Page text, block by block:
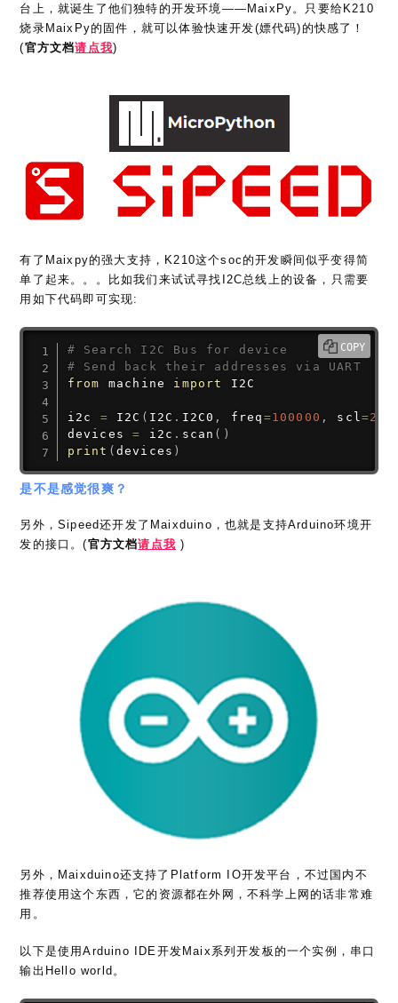
台上，就诞生了他们独特的开发环境——MaixPy。只要给K210
烧录MaixPy的固件，就可以体验快速开发(嫖代码)的快感了！
(官方文档请点我)
有了Maixpy的强大支持，K210这个soc的开发瞬间似乎变得简
单了起来。。。比如我们来试试寻找I2C总线上的设备，只需要
用如下代码即可实现:
# Search I2C Bus for device
# Send back their addresses via UART
from machine import I2C
i2c = I2C ( I2C . I2C0 , freq =100000 , scl=28
devices = i2c . scan ( )
print ( devices )
COPY
是不是感觉很爽？
另外，Sipeed还开发了Maixduino，也就是支持Arduino环境开
发的接口。(官方文档请点我 )
另外，Maixduino还支持了Platform IO开发平台，不过国内不
推荐使用这个东西，它的资源都在外网，不科学上网的话非常难
用。
以下是使用Arduino IDE开发Maix系列开发板的一个实例，串口
输出Hello world。